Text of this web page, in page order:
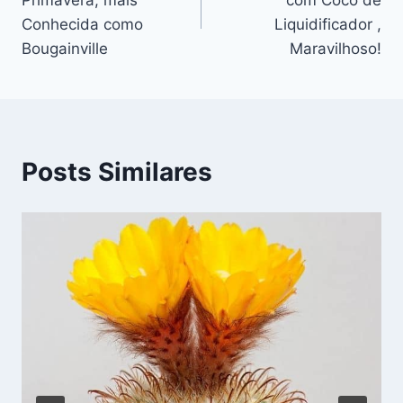
Post
Conhecida como
Bougainville
Liquidificador ,
Maravilhoso!
Posts Similares